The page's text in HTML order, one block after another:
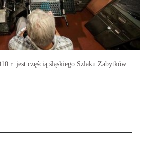
r. jest częścią śląskiego Szlaku Zabytków